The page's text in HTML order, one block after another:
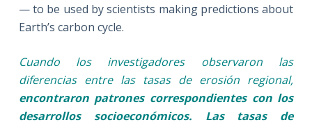
— to be used by scientists making predictions about
Earth’s carbon cycle.
Cuando los investigadores observaron las
diferencias entre las tasas de erosión regional,
encontraron patrones correspondientes con los
desarrollos socioeconómicos.
Las tasas de